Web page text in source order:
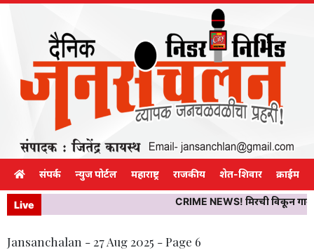
संपर्क न्युज पोर्टल महाराष्ट्र राजकीय शेत-शिवार क्राईम
Live CRIME NEWS! मिरची विकून
Jansanchalan - 27 Aug 2025 - Page 6